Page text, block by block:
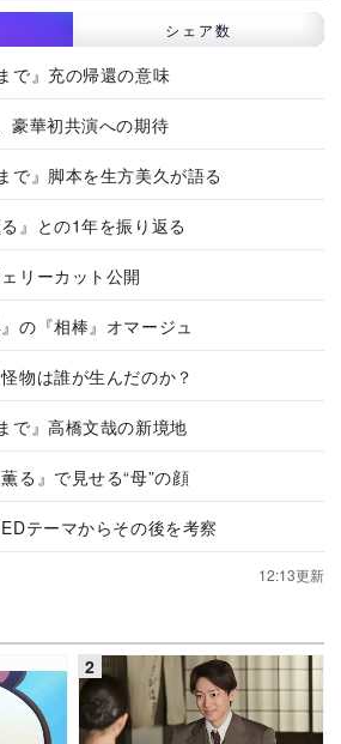
シェア数
で』充の帰還の意味
豪華初共演への期待
で』脚本を生方美久が語る
』との1年を振り返る
リーカット公開
の『相棒』オマージュ
怪物は誰が生んだのか？
で』高橋文哉の新境地
る』で見せる“母”の顔
テーマからその後を考察
12:13更新